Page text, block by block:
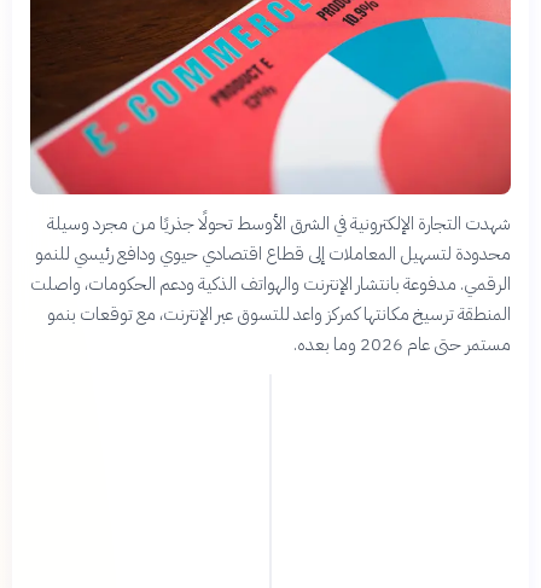
شهدت التجارة الإلكترونية في الشرق الأوسط تحولًا جذريًا من مجرد وسيلة
محدودة لتسهيل المعاملات إلى قطاع اقتصادي حيوي ودافع رئيسي للنمو
الرقمي. مدفوعة بانتشار الإنترنت والهواتف الذكية ودعم الحكومات، واصلت
المنطقة ترسيخ مكانتها كمركز واعد للتسوق عبر الإنترنت، مع توقعات بنمو
مستمر حتى عام 2026 وما بعده.